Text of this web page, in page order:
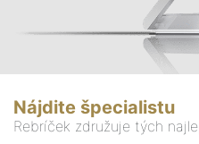
Nájdite špecialistu
Rebríček združuje tých